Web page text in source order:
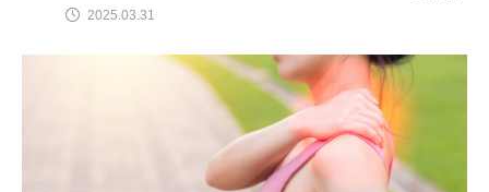
クロム グルタミン
ナイアシン ナトリウム
ビタミン ビタミンA
ビタミンB6 ビタミンB群
2025.03.31